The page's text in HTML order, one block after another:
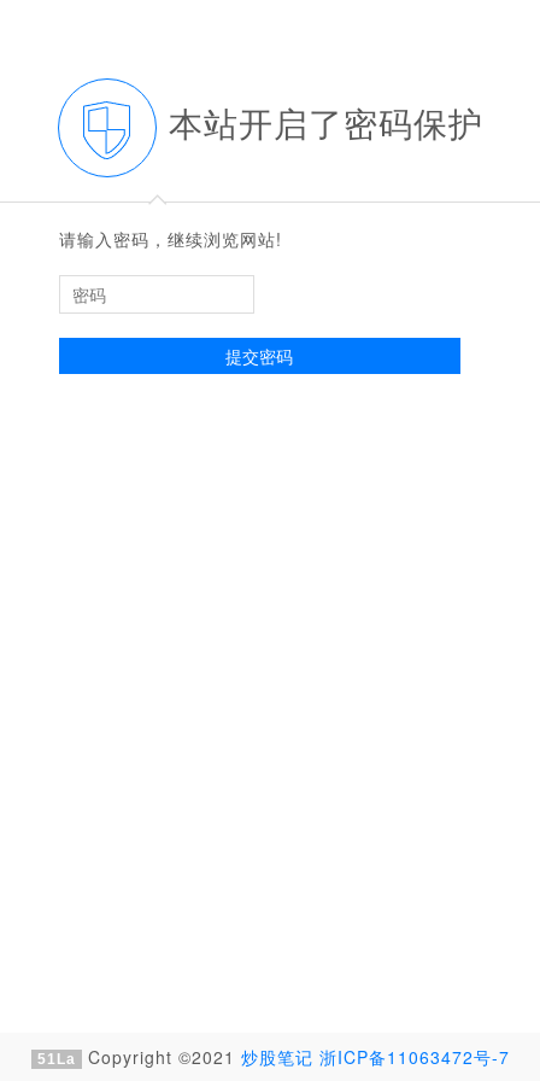
本站开启了密码保护
◆
◆
请输入密码，继续浏览网站!
提交密码
51La Copyright ©2021 炒股笔记 浙ICP备11063472号-7